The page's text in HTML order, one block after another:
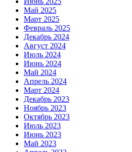
Май 2025
Март 2025
Февраль 2025
Декабрь 2024
Август 2024
Июль 2024
Июнь 2024
Май 2024
Апрель 2024
Март 2024
Декабрь 2023
Ноябрь 2023
Октябрь 2023
Июль 2023
Июнь 2023
Май 2023